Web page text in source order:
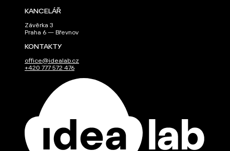
KANCELÁŘ
Závěrka 3
Praha 6 — Břevnov
KONTAKTY
office@idealab.cz
+420 777 572 476